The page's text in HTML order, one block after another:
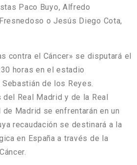
Paco Buyo, Alfredo
o Jesús Diego Cota,
contra el Cáncer» se disputará el
horas en el estadio
Sebastián de los Reyes.
Real Madrid y de la Real
de Madrid se enfrentarán en un
recaudación se destinará a la
en España a través de la